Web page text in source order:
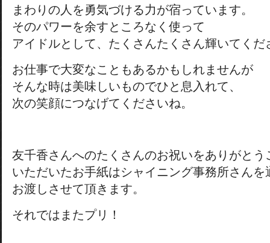
まわりの人を勇気づける力が宿っています。
そのパワーを余すところなく使って
アイドルとして、たくさんたくさん輝いてくだ
お仕事で大変なこともあるかもしれませんが
そんな時は美味しいものでひと息入れて、
次の笑顔につなげてくださいね。
友千香さんへのたくさんのお祝いをありがとう
いただいたお手紙はシャイニング事務所さんを
お渡しさせて頂きます。
それではまたプリ！